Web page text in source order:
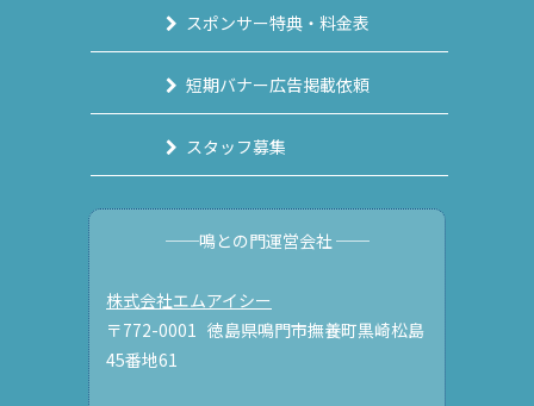
スポンサー特典・料金表
短期バナー広告掲載依頼
スタッフ募集
──鳴との門運営会社 ──
株式会社エムアイシー
〒772-0001 徳島県鳴門市撫養町黒崎松島
45番地61